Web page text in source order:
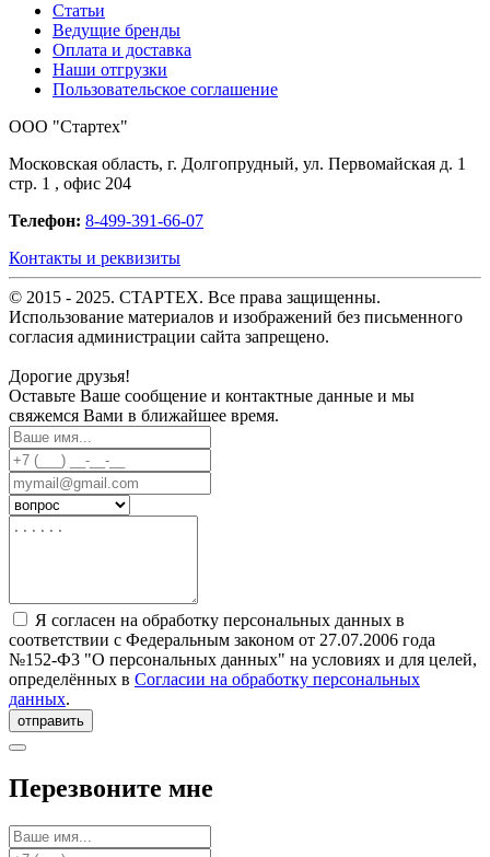
Статьи
Ведущие бренды
Оплата и доставка
Наши отгрузки
Пользовательское соглашение
OOO "Стартех"
Московская область, г. Долгопрудный, ул. Первомайская д. 1
стр. 1 , офис 204
Телефон: 8-499-391-66-07
Контакты и реквизиты
© 2015 - 2025. СТАРТЕХ. Все права защищенны.
Использование материалов и изображений без письменного
согласия администрации сайта запрещено.
Дорогие друзья!
Оставьте Ваше сообщение и контактные данные и мы
свяжемся Вами в ближайшее время.
Я согласен на обработку персональных данных в
соответствии с Федеральным законом от 27.07.2006 года
№152-Ф3 "О персональных данных" на условиях и для целей,
определённых в Согласии на обработку персональных
данных.
отправить
Перезвоните мне